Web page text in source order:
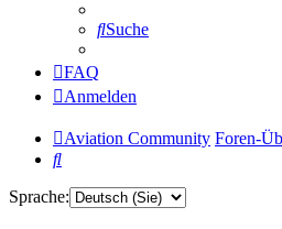
Suche
FAQ
Anmelden
Aviation Community Foren-
Suche
Sprache: